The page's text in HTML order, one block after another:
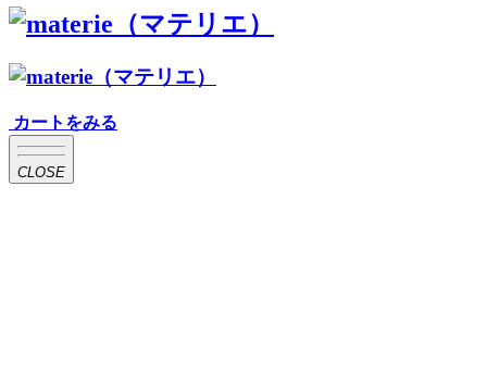
カートをみる
CLOSE